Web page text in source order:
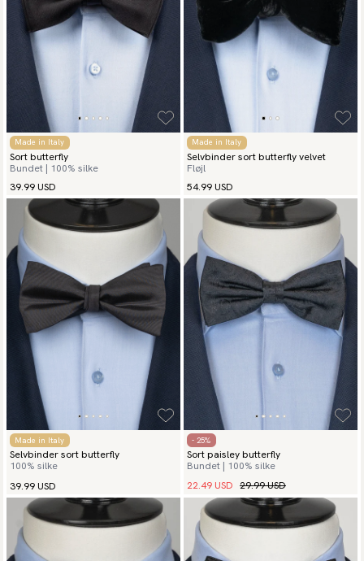
Made in Italy
Sort butterfly
Bundet | 100% silke
39.99 USD
Made in Italy
Selvbinder sort butterfly velvet
Fløjl
54.99 USD
Made in Italy
Selvbinder sort butterfly
100% silke
39.99 USD
- 25%
Sort paisley butterfly
Bundet | 100% silke
22.49 USD 29.99 USD